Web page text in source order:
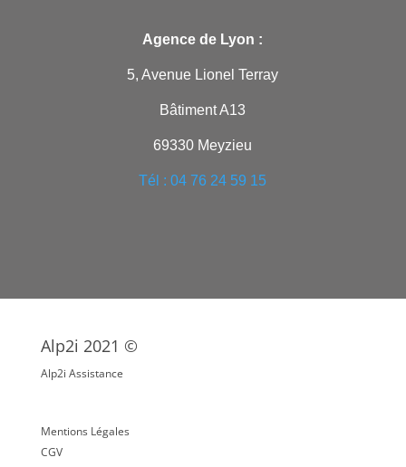
Agence de Lyon :
5, Avenue Lionel Terray
Bâtiment A13
69330 Meyzieu
Tél : 04 76 24 59 15
Alp2i 2021 ©
Alp2i Assistance
Mentions Légales
CGV